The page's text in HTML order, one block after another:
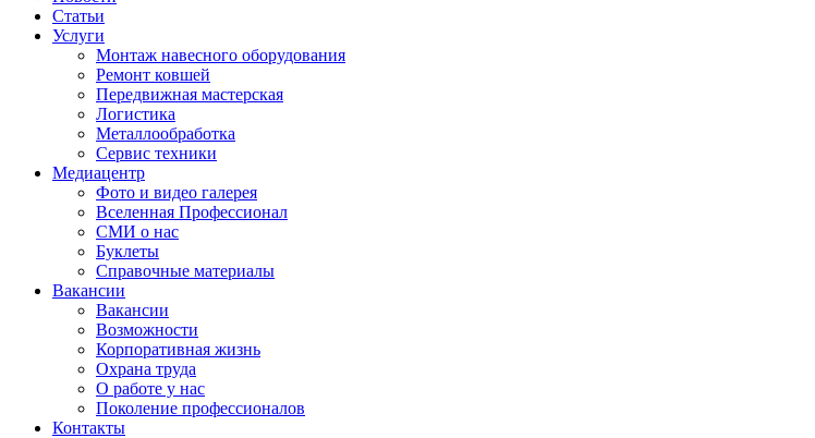
Статьи
Услуги
Монтаж навесного оборудования
Ремонт ковшей
Передвижная мастерская
Логистика
Металлообработка
Сервис техники
Медиацентр
Фото и видео галерея
Вселенная Профессионал
СМИ о нас
Буклеты
Справочные материалы
Вакансии
Вакансии
Возможности
Корпоративная жизнь
Охрана труда
О работе у нас
Поколение профессионалов
Контакты